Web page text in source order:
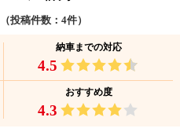
（投稿件数：4件）
納車までの対応
4.5
おすすめ度
4.3